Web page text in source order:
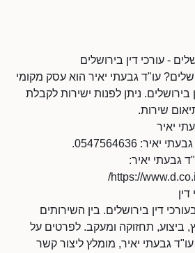
- עורכי דין בירושלים
עו"ד גבעתי יאיר הוא עסק מקומי
בירושלים. ניתן לפנות ישירות לקבלת
שירות.
יאיר
0547564636.
גבעתי יאיר:
https://
דין בירושלים. בין השירותים
ביצוע, תחזוקה ומעקב. לפרטים על
גבעתי יאיר, מומלץ ליצור קשר